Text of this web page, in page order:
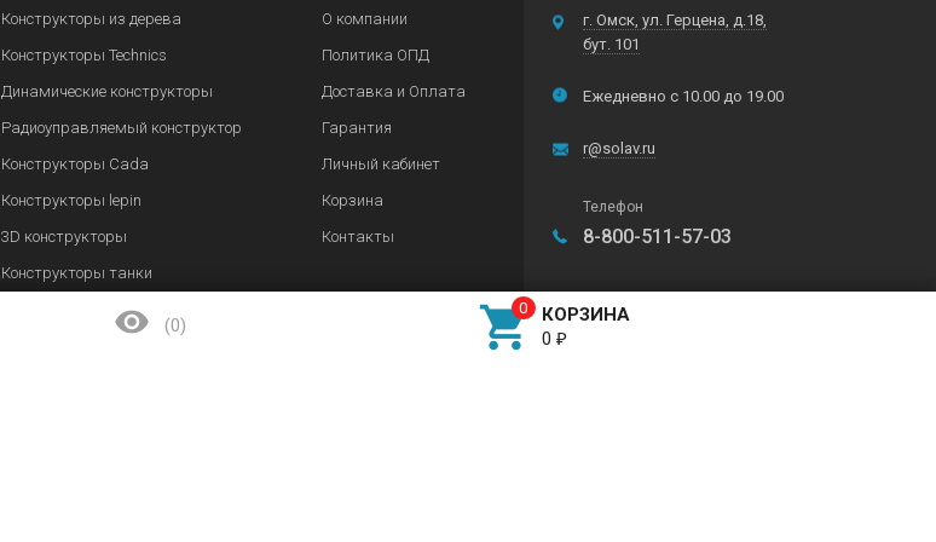
г. Омск, ул. Герцена, д.18,
бут. 101
Ежедневно с 10.00 до 19.00
r@solav.ru
Телефон
8-800-511-57-03
Конструкторы из дерева
Конструкторы Technics
Динамические конструкторы
Радиоуправляемый конструктор
Конструкторы Cada
Конструкторы lepin
3D конструкторы
Конструкторы танки
О компании
Политика ОПД
Доставка и Оплата
Гарантия
Личный кабинет
Корзина
Контакты
 (0)  КОРЗИНА
0 ₽